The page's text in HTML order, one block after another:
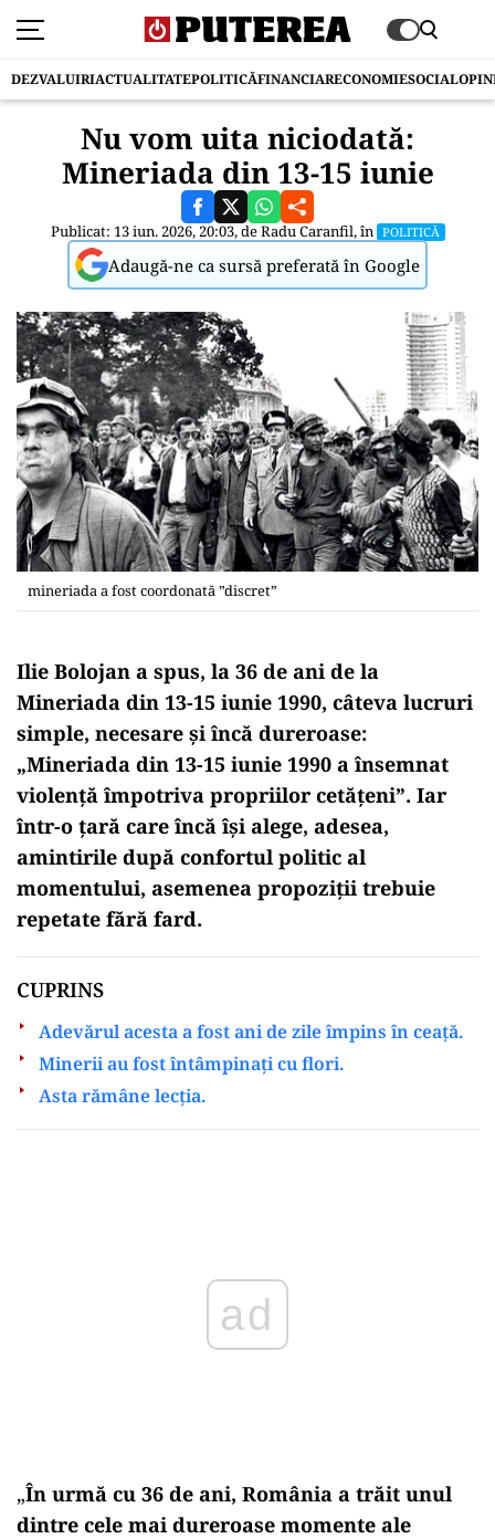
DEZVALUIRIACTUALITATEPOLITICĂFINANCIARECONOMIESOCIAL
Nu vom uita niciodată:
Mineriada din 13-15 iunie
Publicat: 13 iun. 2026, 20:03, deRadu Caranfil, în POLITICĂ
Adaugă-ne ca sursă preferată în Google
mineriada a fost coordonată ”discret”
Ilie Bolojan a spus, la 36 de ani de la
Mineriada din 13-15 iunie 1990, câteva lucruri
simple, necesare și încă dureroase:
„Mineriada din 13-15 iunie 1990 a însemnat
violenţă împotriva propriilor cetăţeni”. Iar
într-o țară care încă își alege, adesea,
amintirile după confortul politic al
momentului, asemenea propoziții trebuie
repetate fără fard.
CUPRINS
Adevărul acesta a fost ani de zile împins în ceață.
Minerii au fost întâmpinați cu flori.
Asta rămâne lecția.
„În urmă cu 36 de ani, România a trăit unul
dintre cele mai dureroase momente ale